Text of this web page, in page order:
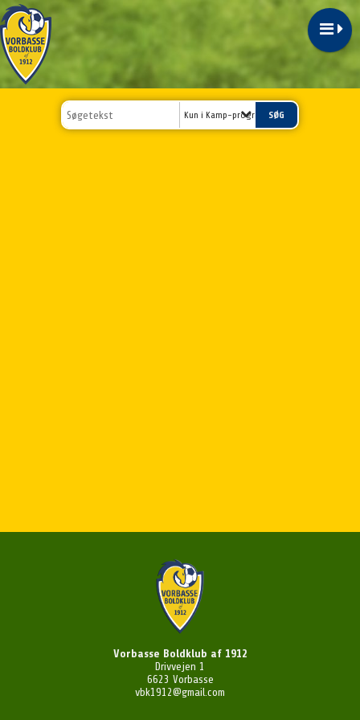
Kun i Kamp-program
Vorbasse Boldklub af 1912
Drivvejen 1
6623 Vorbasse
vbk1912@gmail.com